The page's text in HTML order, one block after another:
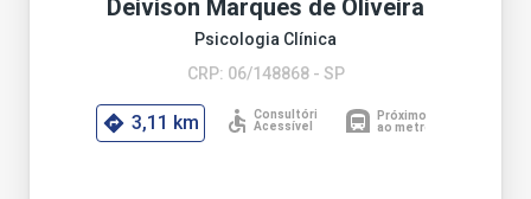
Deivison Marques de Oliveira
Psicologia Clínica
CRP: 06/148868 - SP
3,11 km